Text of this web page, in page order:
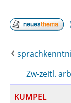
Zw-zeitl.
KUMPEL